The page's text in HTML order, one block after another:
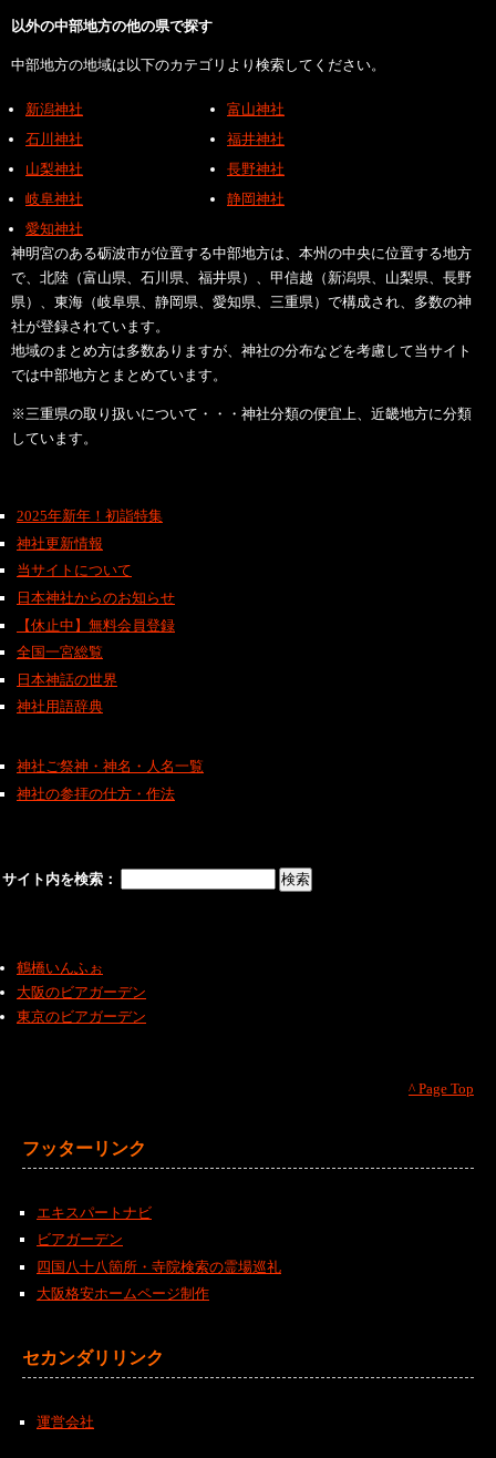
以外の中部地方の他の県で探す
中部地方の地域は以下のカテゴリより検索してください。
新潟神社
富山神社
石川神社
福井神社
山梨神社
長野神社
岐阜神社
静岡神社
愛知神社
神明宮のある砺波市が位置する中部地方は、本州の中央に位置する地方
で、北陸（富山県、石川県、福井県）、甲信越（新潟県、山梨県、長野
県）、東海（岐阜県、静岡県、愛知県、三重県）で構成され、多数の神
社が登録されています。
地域のまとめ方は多数ありますが、神社の分布などを考慮して当サイト
では中部地方とまとめています。
※三重県の取り扱いについて・・・神社分類の便宜上、近畿地方に分類
しています。
2025年新年！初詣特集
神社更新情報
当サイトについて
日本神社からのお知らせ
【休止中】無料会員登録
全国一宮総覧
日本神話の世界
神社用語辞典
神社ご祭神・神名・人名一覧
神社の参拝の仕方・作法
サイト内を検索：
鶴橋いんふぉ
大阪のビアガーデン
東京のビアガーデン
^ Page Top
フッターリンク
エキスパートナビ
ビアガーデン
四国八十八箇所・寺院検索の霊場巡礼
大阪格安ホームページ制作
セカンダリリンク
運営会社